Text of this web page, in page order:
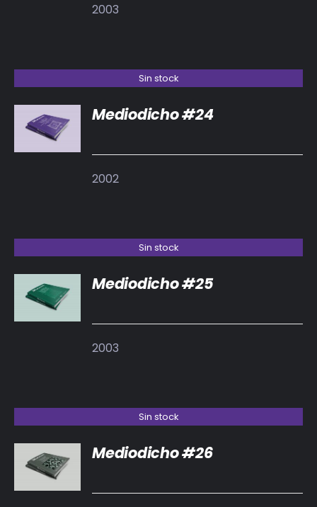
2003
Sin stock
DETALLES
Mediodicho #24
2002
Sin stock
DETALLES
Mediodicho #25
2003
Sin stock
DETALLES
Mediodicho #26